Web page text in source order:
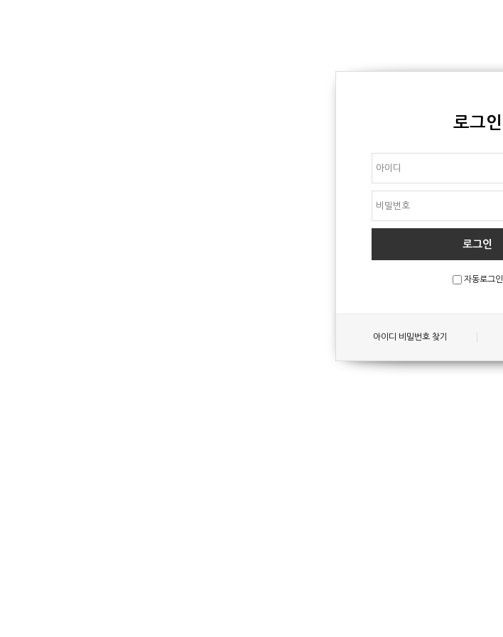
로그인
자동로그인
아이디 비밀번호 찾기